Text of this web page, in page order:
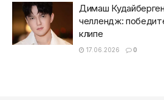
Димаш
челлендж:
клипе
17.06.2026 0